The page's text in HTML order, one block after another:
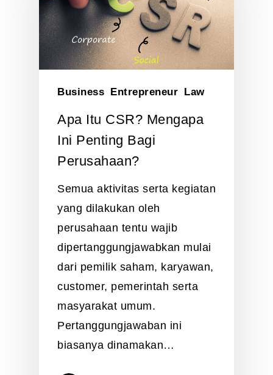
Business Entrepreneur Law
Apa Itu CSR? Mengapa
Ini Penting Bagi
Perusahaan?
Semua aktivitas serta kegiatan
yang dilakukan oleh
perusahaan tentu wajib
dipertanggungjawabkan mulai
dari pemilik saham, karyawan,
customer, pemerintah serta
masyarakat umum.
Pertanggungjawaban ini
biasanya dinamakan…